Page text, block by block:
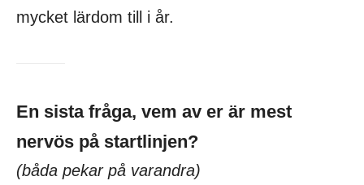
mycket lärdom till i år.
En sista fråga, vem av er är mest
nervös på startlinjen?
(båda pekar på varandra)